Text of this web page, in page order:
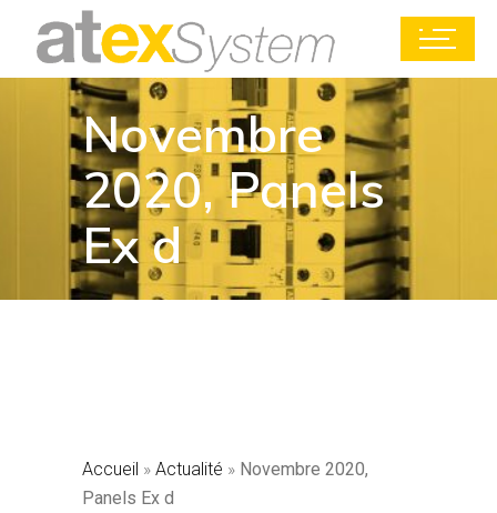
Novembre
2020, Panels
Ex d
Accueil » Actualité » Novembre 2020,
Panels Ex d